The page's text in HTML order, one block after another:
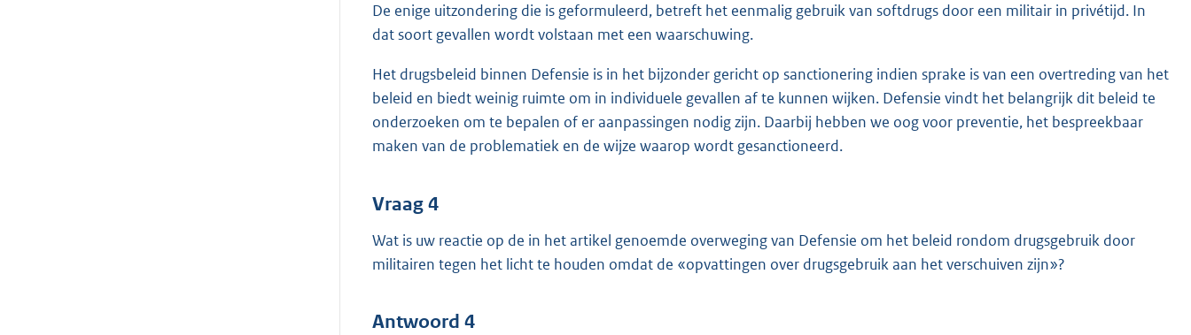
De enige uitzondering die is geformuleerd, betreft het eenmalig gebruik van softdrugs door een militair in privétijd. In
dat soort gevallen wordt volstaan met een waarschuwing.
Het drugsbeleid binnen Defensie is in het bijzonder gericht op sanctionering indien sprake is van een overtreding van het
beleid en biedt weinig ruimte om in individuele gevallen af te kunnen wijken. Defensie vindt het belangrijk dit beleid te
onderzoeken om te bepalen of er aanpassingen nodig zijn. Daarbij hebben we oog voor preventie, het bespreekbaar
maken van de problematiek en de wijze waarop wordt gesanctioneerd.
Vraag 4
Wat is uw reactie op de in het artikel genoemde overweging van Defensie om het beleid rondom drugsgebruik door
militairen tegen het licht te houden omdat de «opvattingen over drugsgebruik aan het verschuiven zijn»?
Antwoord 4